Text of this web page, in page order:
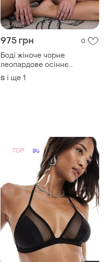
975 грн 0
Боді жіноче чорне
леопардове осіннє
весняне літнє
S і ще 1
TOP